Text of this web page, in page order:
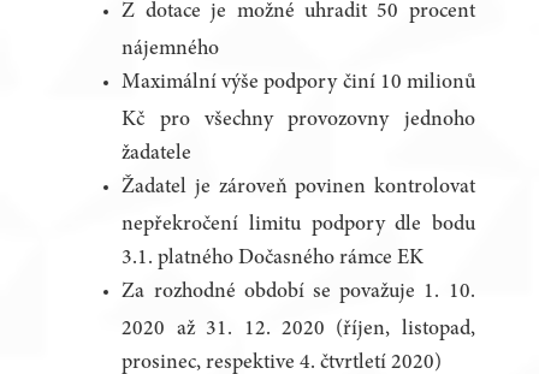
Z dotace je možné uhradit 50 procent
nájemného
Maximální výše podpory činí 10 milionů
Kč pro všechny provozovny jednoho
žadatele
Žadatel je zároveň povinen kontrolovat
nepřekročení limitu podpory dle bodu
3.1. platného Dočasného rámce EK
Za rozhodné období se považuje 1. 10.
2020 až 31. 12. 2020 (říjen, listopad,
prosinec, respektive 4. čtvrtletí 2020)